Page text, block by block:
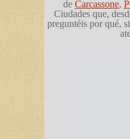
de Carcassone,
Ciudades que,
preguntéis por qué,